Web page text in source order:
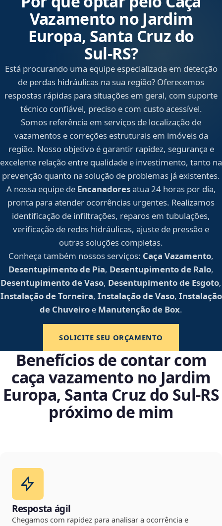
Vazamento no Jardim
Europa, Santa Cruz do
Sul‑RS?
Está procurando uma equipe especializada em detecção
de perdas hidráulicas na sua região? Oferecemos
respostas rápidas para situações em geral, com suporte
técnico confiável, preciso e com custo acessível.
Somos referência em serviços de localização de
vazamentos e correções estruturais em imóveis da
região. Nosso objetivo é garantir rapidez, segurança e
excelente relação entre qualidade e investimento, tanto na
prevenção quanto na solução de problemas já existentes.
A nossa equipe de Encanadoresatua 24 horas por dia,
pronta para atender ocorrências urgentes. Realizamos
identificação de infiltrações, reparos em tubulações,
verificação de redes hidráulicas, ajuste de pressão e
outras soluções completas.
Conheça também nossos serviços: Caça Vazamento,
Desentupimento de Pia, Desentupimento de Ralo,
Desentupimento de Vaso, Desentupimento de Esgoto,
Instalação de Torneira, Instalação de Vaso, Instalação
de Chuveiro e Manutenção de Box.
SOLICITE SEU ORÇAMENTO
Benefícios de contar com
caça vazamento no Jardim
Europa, Santa Cruz do Sul‑RS
próximo de mim
Resposta ágil
Chegamos com rapidez para analisar a ocorrência e